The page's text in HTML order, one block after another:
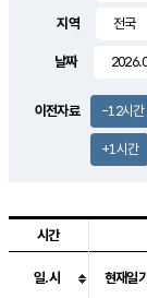
지역
날짜
이전자료 -12시간
+1시간
시간
일.시 현재일기